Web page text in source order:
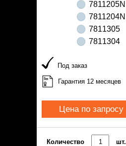
7811205N
7811204N
7811305
7811304
Под заказ
Гарантия 12 месяцев
Цена по запросу
Количество шт.